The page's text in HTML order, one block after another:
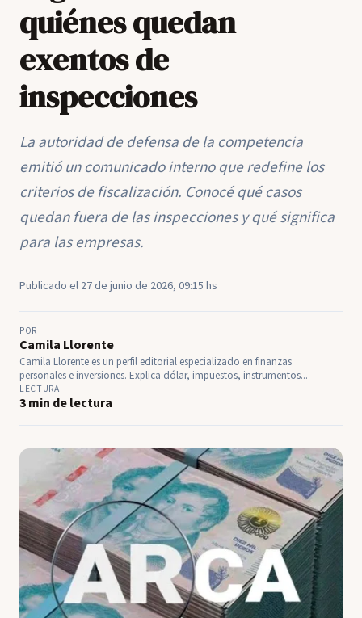
quiénes quedan
exentos de
inspecciones
La autoridad de defensa de la competencia
emitió un comunicado interno que redefine los
criterios de fiscalización. Conocé qué casos
quedan fuera de las inspecciones y qué significa
para las empresas.
Publicado el 27 de junio de 2026, 09:15 hs
POR
Camila Llorente
Camila Llorente es un perfil editorial especializado en finanzas
personales e inversiones. Explica dólar, impuestos, instrumentos...
LECTURA
3 min de lectura